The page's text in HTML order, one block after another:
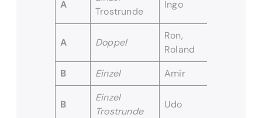
A
Trostrunde
Ingo
A Doppel
Ron,
Roland
B
Einzel Amir
B
Einzel
Trostrunde
Udo